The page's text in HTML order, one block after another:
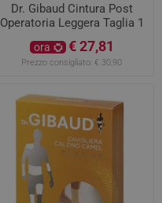
Dr. Gibaud Cintura Post
Operatoria Leggera Taglia 1
ora € 27,81
Prezzo consigliato: € 30,90